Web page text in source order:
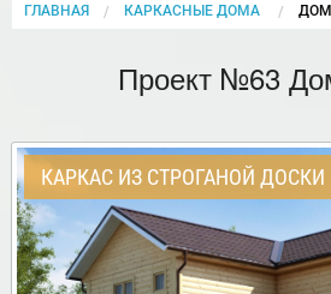
ГЛАВНАЯ КАРКАСНЫЕ ДОМА ДОМ
Проект №63
КАРКАС ИЗ СТРОГАНОЙ ДОСКИ